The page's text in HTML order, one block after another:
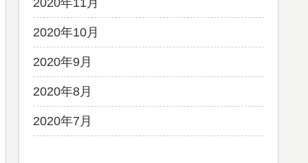
2020年11月
2020年10月
2020年9月
2020年8月
2020年7月